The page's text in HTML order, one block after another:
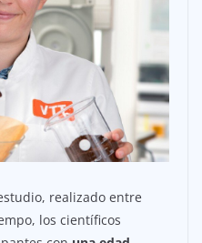
realizado entre
los científicos